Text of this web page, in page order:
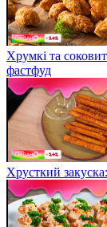
Хрумкі та
фастфуд
Хрусткий